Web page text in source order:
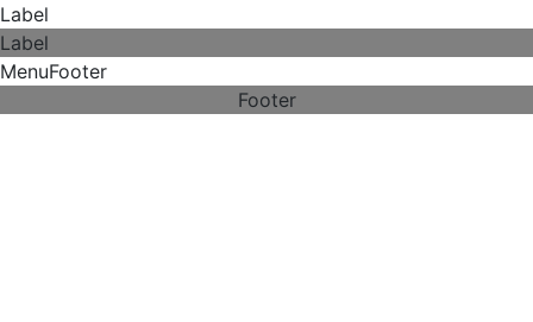
Label
Label
MenuFooter
Footer